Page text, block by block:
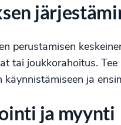
perustamisen
tai joukkorahoitus.
ja
ja myynti